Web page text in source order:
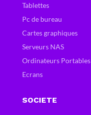
Tablettes
Pc de bureau
Cartes graphiques
Serveurs NAS
Ordinateurs Portables
Ecrans
SOCIETE